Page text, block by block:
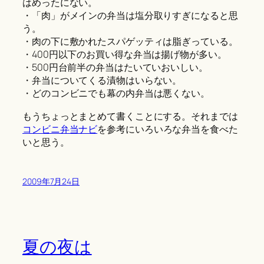
・「肉」がメインの弁当は塩分取りすぎになると思
う。
・肉の下に敷かれたスパゲッティは脂ぎっている。
・400円以下のお買い得な弁当は揚げ物が多い。
・500円台前半の弁当はたいていおいしい。
・弁当についてくる漬物はいらない。
・どのコンビニでも幕の内弁当は悪くない。
もうちょっとまとめて書くことにする。それまでは
コンビニ弁当ナビを参考にいろいろな弁当を食べた
いと思う。
2009年7月24日
夏の夜は